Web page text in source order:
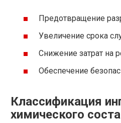
Предотвращение
Увеличение срока
Снижение затрат на
Обеспечение
Классификация
химического